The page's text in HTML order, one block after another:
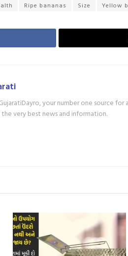
Ripe bananas Size Yellow
your number one source for
very best news and information.